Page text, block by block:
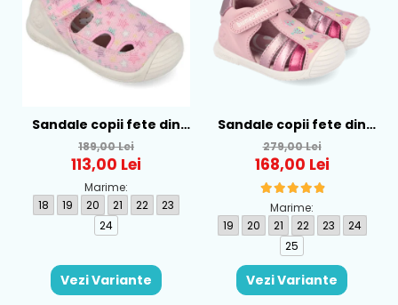
Sandale copii fete din
textil Biomecanics, Roz -
262177-A032
189,00 Lei
113,00 Lei
Marime:
18
19 20 21 22
23
24
Vezi Variante
Sandale copii fete din
piele Biomecanics, Roz -
262109-A032
279,00 Lei
168,00 Lei
Marime:
19
20 21 22 23
24
25
Vezi Variante